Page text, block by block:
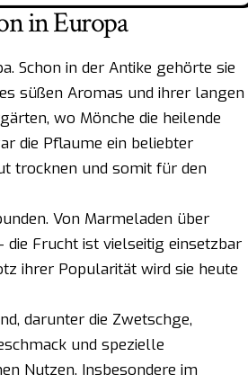
in Europa
Schon in der Antike gehörte sie
süßen Aromas und ihrer langen
wo Mönche die heilende
die Pflaume ein beliebter
trocknen und somit für den
Von Marmeladen über
Frucht ist vielseitig einsetzbar
ihrer Popularität wird sie heute
darunter die Zwetschge,
und spezielle
Nutzen. Insbesondere im